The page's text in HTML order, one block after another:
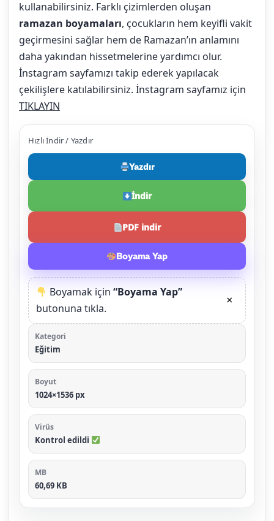
kullanabilirsiniz. Farklı çizimlerden oluşan
ramazan boyamaları, çocukların hem keyifli vakit
geçirmesini sağlar hem de Ramazan’ın anlamını
daha yakından hissetmelerine yardımcı olur.
İnstagram sayfamızı takip ederek yapılacak
çekilişlere katılabilirsiniz. İnstagram sayfamız için
TIKLAYIN
Hızlı İndir / Yazdır
Yazdır
İndir
PDF indir
Boyama Yap
Boyamak için“Boyama Yap”
butonuna tıkla.
×
Kategori
Eğitim
Boyut
1024×1536 px
Virüs
Kontrol edildi
MB
60,69 KB